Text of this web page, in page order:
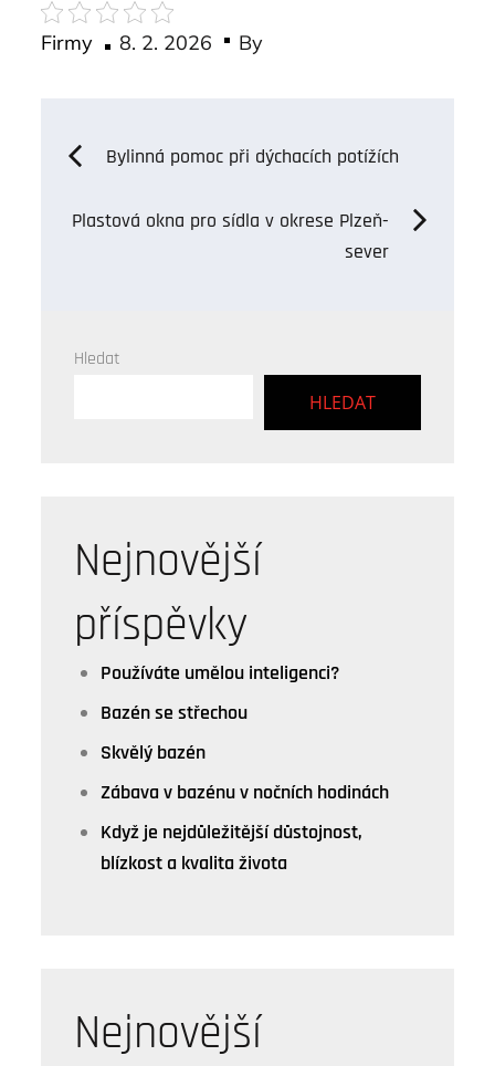
Firmy
Posted
8. 2. 2026 By
Navigace
pro
Bylinná pomoc při dýchacích potížích
Plastová okna pro sídla v okrese Plzeň-
sever
Hledat
HLEDAT
Nejnovější
příspěvky
Používáte umělou inteligenci?
Bazén se střechou
Skvělý bazén
Zábava v bazénu v nočních hodinách
Když je nejdůležitější důstojnost,
blízkost a kvalita života
Nejnovější